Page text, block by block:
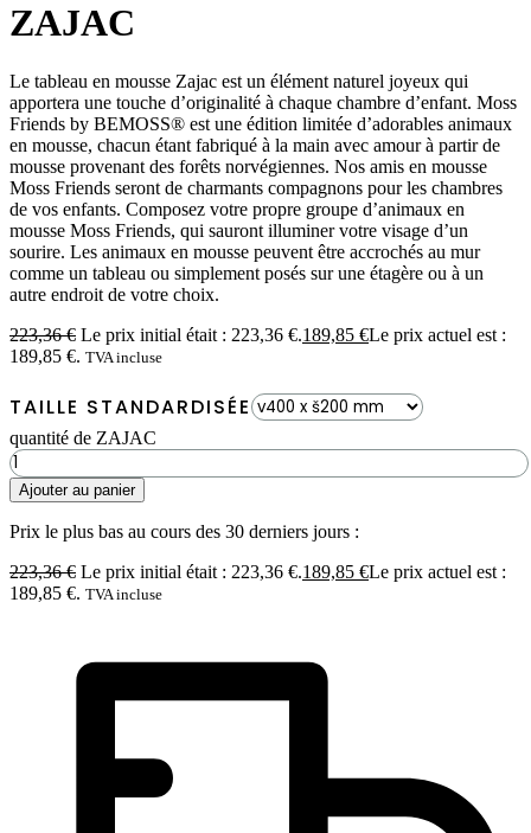
ZAJAC
Le tableau en mousse Zajac est un élément naturel joyeux qui
apportera une touche d’originalité à chaque chambre d’enfant. Moss
Friends by BEMOSS® est une édition limitée d’adorables animaux
en mousse, chacun étant fabriqué à la main avec amour à partir de
mousse provenant des forêts norvégiennes. Nos amis en mousse
Moss Friends seront de charmants compagnons pour les chambres
de vos enfants. Composez votre propre groupe d’animaux en
mousse Moss Friends, qui sauront illuminer votre visage d’un
sourire. Les animaux en mousse peuvent être accrochés au mur
comme un tableau ou simplement posés sur une étagère ou à un
autre endroit de votre choix.
223,36€ Le prix initial était : 223,36 €.189,85 €Le prix actuel est :
189,85 €. TVA incluse
TAILLE STANDARDISÉE
quantité de ZAJAC
Ajouter au panier
Prix le plus bas au cours des 30 derniers jours :
223,36€ Le prix initial était : 223,36 €.189,85 €Le prix actuel est :
189,85 €. TVA incluse